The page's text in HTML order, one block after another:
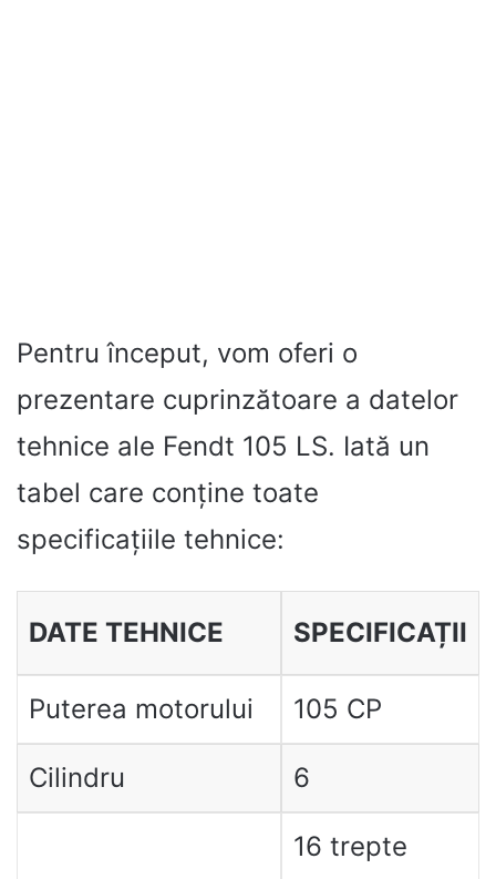
Pentru început, vom oferi o
prezentare cuprinzătoare a datelor
tehnice ale Fendt 105 LS. Iată un
tabel care conține toate
specificațiile tehnice:
DATE TEHNICE SPECIFICAȚII
Puterea motorului 105 CP
Cilindru 6
16 trepte